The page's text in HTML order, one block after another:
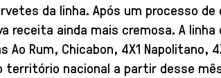
da linha. Após um processo
receita ainda mais cremosa. A
Rum, Chicabon, 4X1 Napolitano,
território nacional a partir desse